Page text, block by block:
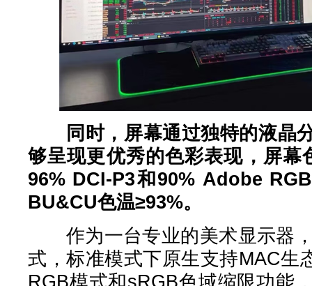
同时，屏幕通过独特的液晶
够呈现更优秀的色彩表现，屏幕
96% DCI-P3和90% Adobe
BU&CU色温≥93%。
作为一台专业的美术显示器，
式，标准模式下原生支持MAC生
RGB模式和sRGB色域缩限功能